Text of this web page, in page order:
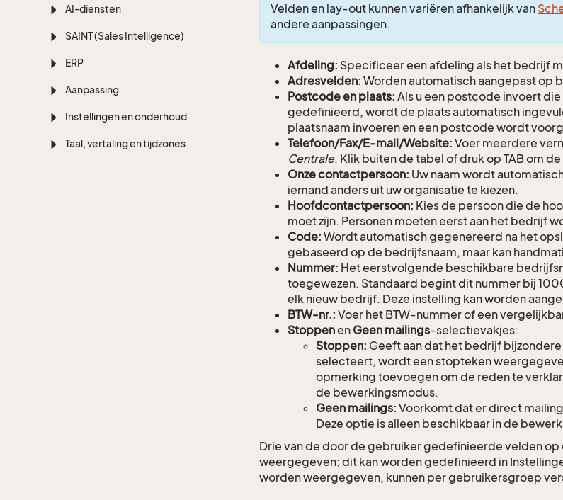
AI-diensten
SAINT (Sales Intelligence)
ERP
Aanpassing
Instellingen en onderhoud
Taal, vertaling en tijdzones
Velden en lay-out kunnen variëren afhankelijk van
andere aanpassingen.
Afdeling: Specificeer een afdeling als het bedrijf
Adresvelden: Worden automatisch aangepast op
Postcode en plaats: Als u een postcode invoert
gedefinieerd, wordt de plaats automatisch
plaatsnaam invoeren en een postcode wordt
Telefoon/Fax/E-mail/Website: Voer meerdere
Centrale. Klik buiten de tabel of druk op TAB om
Onze contactpersoon: Uw naam wordt
iemand anders uit uw organisatie te kiezen.
Hoofdcontactpersoon: Kies de persoon die de
moet zijn. Personen moeten eerst aan het bedrijf
Code: Wordt automatisch gegenereerd na het
gebaseerd op de bedrijfsnaam, maar kan
Nummer: Het eerstvolgende beschikbare
toegewezen. Standaard begint dit nummer bij
elk nieuw bedrijf. Deze instelling kan worden
BTW-nr.: Voer het BTW-nummer of een
Stoppenen Geen mailings-selectievakjes:
Stoppen: Geeft aan dat het bedrijf
selecteert, wordt een stopteken
opmerking toevoegen om de reden te
de bewerkingsmodus.
Geen mailings: Voorkomt dat er direct
Deze optie is alleen beschikbaar in de
Drie van de door de gebruiker gedefinieerde velden op
weergegeven; dit kan worden gedefinieerd in
worden weergegeven, kunnen per gebruikersgroep